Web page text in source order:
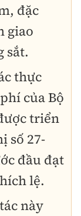
, đặc
giao
sắt.
thực
của Bộ
triển
số 27-
đầu đạt
lệ.
này